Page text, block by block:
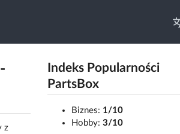
z
Indeks Popularności
PartsBox
Biznes: 1/10
Hobby: 3/10